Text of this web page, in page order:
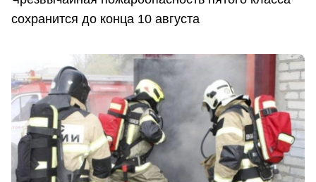
сохранится до конца 10 августа